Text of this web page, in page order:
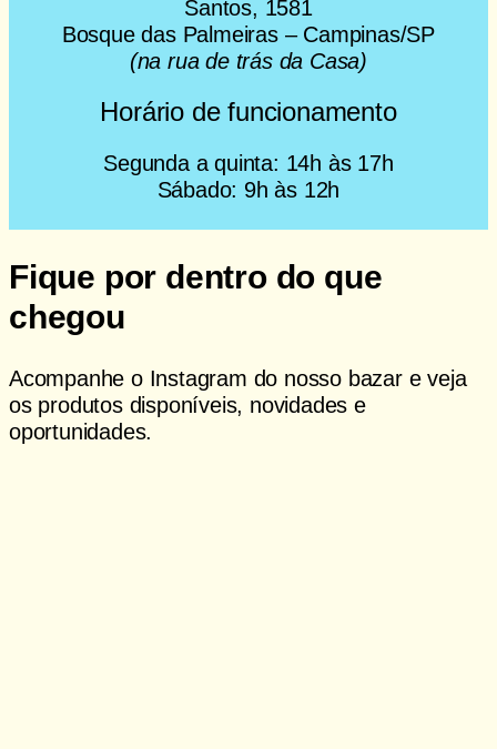
Santos, 1581
Bosque das Palmeiras – Campinas/SP
(na rua de trás da Casa)
Horário de funcionamento
Segunda a quinta: 14h às 17h
Sábado: 9h às 12h
Fique por dentro do que
chegou
Acompanhe o Instagram do nosso bazar e veja
os produtos disponíveis, novidades e
oportunidades.